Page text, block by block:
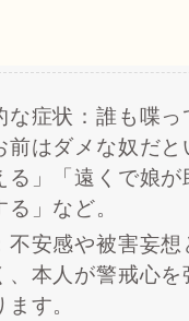
な症状：誰も喋っ
前はダメな奴だと
る」「遠くで娘が
る」など。
不安感や被害妄想
、本人が警戒心を
す。